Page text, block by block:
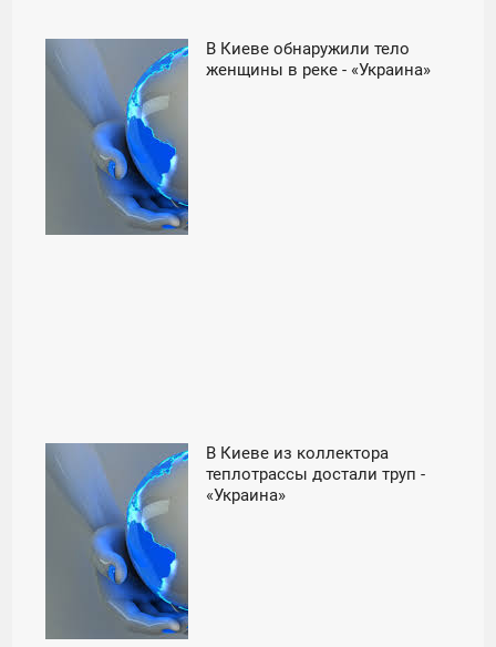
В Киеве обнаружили тело
женщины в реке - «Украина»
В Киеве из коллектора
теплотрассы достали труп -
«Украина»